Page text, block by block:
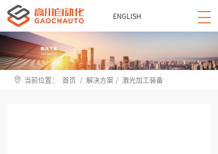
ENGLISH
当前位置： 首页 / 解决方案 / 激光加工装备